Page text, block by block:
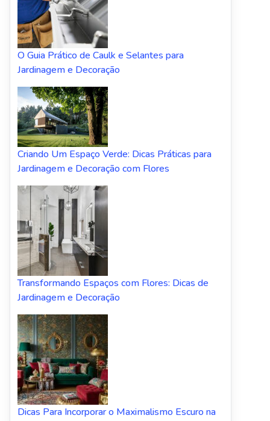
O Guia Prático de Caulk e Selantes para
Jardinagem e Decoração
Criando Um Espaço Verde: Dicas Práticas para
Jardinagem e Decoração com Flores
Transformando Espaços com Flores: Dicas de
Jardinagem e Decoração
Dicas Para Incorporar o Maximalismo Escuro na